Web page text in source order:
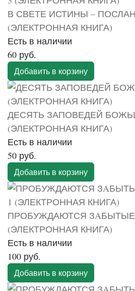
В СВЕТЕ ИСТИНЫ –
(ЭЛЕКТРОННАЯ КНИГА)
Есть в наличии
60 руб.
Добавить в корзину
ДЕСЯТЬ ЗАПОВЕДЕЙ
(ЭЛЕКТРОННАЯ КНИГА)
Есть в наличии
50 руб.
Добавить в корзину
ПРОБУЖДАЮТСЯ ЗAБЫТЫЕ
(ЭЛЕКТРОННАЯ КНИГА)
Есть в наличии
100 руб.
Добавить в корзину